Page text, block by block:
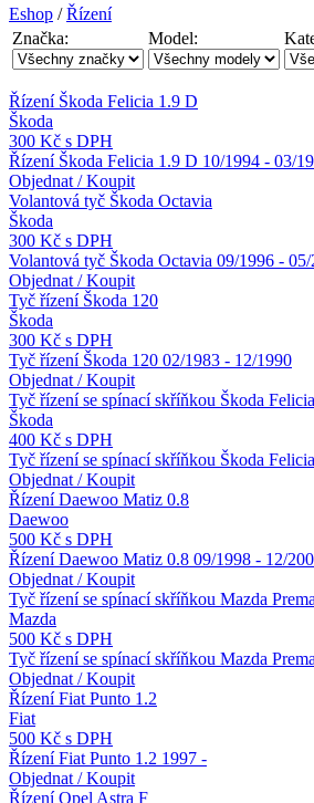
Eshop /Řízení
Značka:
Model:
Řízení Škoda Felicia 1.9 D
Škoda
300 Kč s DPH
Řízení Škoda Felicia 1.9 D 10/1994 - 03/
Objednat / Koupit
Volantová tyč Škoda Octavia
Škoda
300 Kč s DPH
Volantová tyč Škoda Octavia 09/1996 -
Objednat / Koupit
Tyč řízení Škoda 120
Škoda
300 Kč s DPH
Tyč řízení Škoda 120 02/1983 - 12/1990
Objednat / Koupit
Tyč řízení se spínací skříňkou Škoda Felicia
Škoda
400 Kč s DPH
Tyč řízení se spínací skříňkou Škoda
Objednat / Koupit
Řízení Daewoo Matiz 0.8
Daewoo
500 Kč s DPH
Řízení Daewoo Matiz 0.8 09/1998 - 12/
Objednat / Koupit
Tyč řízení se spínací skříňkou Mazda
Mazda
500 Kč s DPH
Tyč řízení se spínací skříňkou Mazda
Objednat / Koupit
Řízení Fiat Punto 1.2
Fiat
500 Kč s DPH
Řízení Fiat Punto 1.2 1997 -
Objednat / Koupit
Řízení Opel Astra F